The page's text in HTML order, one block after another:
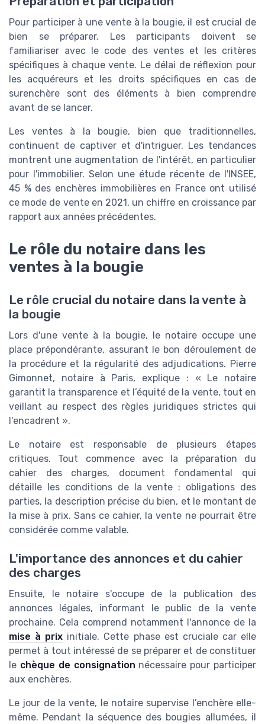
Pour participer à une vente à la bougie, il est crucial de
bien se préparer. Les participants doivent se
familiariser avec le code des ventes et les critères
spécifiques à chaque vente. Le délai de réflexion pour
les acquéreurs et les droits spécifiques en cas de
surenchère sont des éléments à bien comprendre
avant de se lancer.
Les ventes à la bougie, bien que traditionnelles,
continuent de captiver et d'intriguer. Les tendances
montrent une augmentation de l'intérêt, en particulier
pour l'immobilier. Selon une étude récente de l'INSEE,
45 % des enchères immobilières en France ont utilisé
ce mode de vente en 2021, un chiffre en croissance par
rapport aux années précédentes.
Le rôle du notaire dans les
ventes à la bougie
Le rôle crucial du notaire dans la vente à
la bougie
Lors d'une vente à la bougie, le notaire occupe une
place prépondérante, assurant le bon déroulement de
la procédure et la régularité des adjudications. Pierre
Gimonnet, notaire à Paris, explique : « Le notaire
garantit la transparence et l’équité de la vente, tout en
veillant au respect des règles juridiques strictes qui
l'encadrent ».
Le notaire est responsable de plusieurs étapes
critiques. Tout commence avec la préparation du
cahier des charges, document fondamental qui
détaille les conditions de la vente : obligations des
parties, la description précise du bien, et le montant de
la mise à prix. Sans ce cahier, la vente ne pourrait être
considérée comme valable.
L'importance des annonces et du cahier
des charges
Ensuite, le notaire s'occupe de la publication des
annonces légales, informant le public de la vente
prochaine. Cela comprend notamment l'annonce de la
mise à prix initiale. Cette phase est cruciale car elle
permet à tout intéressé de se préparer et de constituer
le chèque de consignation nécessaire pour participer
aux enchères.
Le jour de la vente, le notaire supervise l’enchère elle-
même. Pendant la séquence des bougies allumées, il